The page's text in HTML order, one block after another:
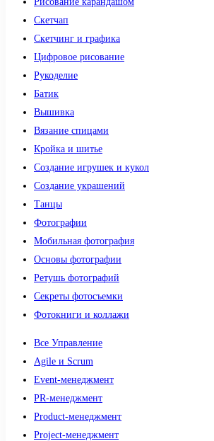
Скетчап
Скетчинг и графика
Цифровое рисование
Рукоделие
Батик
Вышивка
Вязание спицами
Кройка и шитье
Создание игрушек и кукол
Создание украшений
Танцы
Фотографии
Мобильная фотография
Основы фотографии
Ретушь фотографий
Секреты фотосъемки
Фотокниги и коллажи
Все Управление
Agile и Scrum
Event-менеджмент
PR-менеджмент
Product-менеджмент
Project-менеджмент